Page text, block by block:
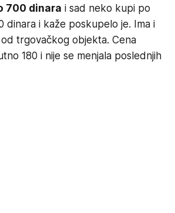
700 dinara i sad neko kupi po
dinara i kaže poskupelo je. Ima i
od trgovačkog objekta. Cena
180 i nije se menjala poslednjih